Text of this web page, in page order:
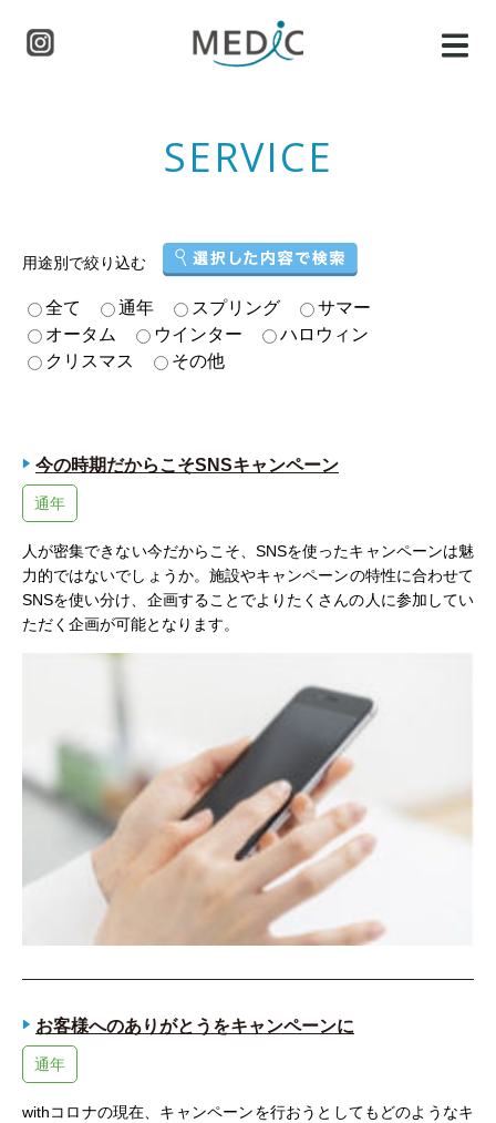
SERVICE
用途別で絞り込む
全て 通年 スプリング
サマー
オータム
ウインター
ハロウィン
クリスマス
その他
今の時期だからこそSNSキャンペーン
通年
人が密集できない今だからこそ、SNSを使ったキャンペーンは魅
力的ではないでしょうか。施設やキャンペーンの特性に合わせて
SNSを使い分け、企画することでよりたくさんの人に参加してい
ただく企画が可能となります。
お客様へのありがとうをキャンペーンに
通年
withコロナの現在、キャンペーンを行おうとしてもどのようなキ